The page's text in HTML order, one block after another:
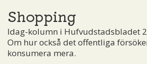
Shopping
Idag-kolumn i Hufvudstadsbladet
Om hur också det offentliga
konsumera mera.